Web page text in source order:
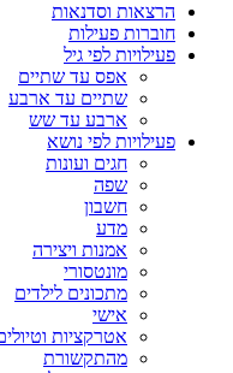
הרצאות וסדנאות
חוברות פעילות
פעילויות לפי גיל
אפס עד שתיים
שתיים עד ארבע
ארבע עד שש
פעילויות לפי נושא
חגים ועונות
שפה
חשבון
מדע
אמנות ויצירה
מונטסורי
מתכונים לילדים
אישי
אטרקציות
מהתקשורת